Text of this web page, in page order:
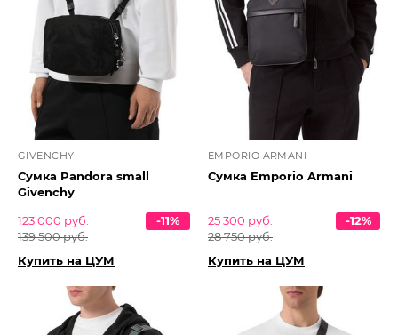
GIVENCHY
Сумка Pandora small
Givenchy
123 000 руб.
139 500 руб.
-11%
Купить на ЦУМ
EMPORIO ARMANI
Сумка Emporio Armani
25 300 руб.
28 750 руб.
-12%
Купить на ЦУМ